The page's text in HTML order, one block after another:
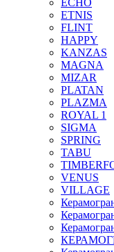
ECHO
ETNIS
FLINT
HAPPY
KANZAS
MAGNA
MIZAR
PLATAN
PLAZMA
ROYAL 1
SIGMA
SPRING
TABU
VENUS
VILLAGE